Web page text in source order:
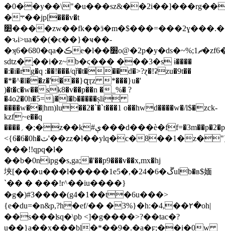
�܋��jp[���v�t
׺����zw��fk��ӟ�m�$���=���2ɣ���.���
�ԅi>ua��(�ϵ��}�ҹ��-
�ʞ6�680�qa�ڪe�l��׽o@�2p�y�ds�~%;ޗ1�zf6�s�
ѕdtz� ֥��i�z~b�ϛ��� ���3�s ɨ����
�:�i�rg�q :��!���/ɋř�t���d�>?ɀ�!ʡzu�9t��
�*�^�l��z�'���}զҭz *���}u�'
)�t�c�w��sk8�v��p��n �_%� ?
�4o2�0h�5=j�l�b�����șli
����w��|hm)lu��2�`�`t���1 o��hwd����w�/l$�zck-
kzf~e��q
����؍�;�z��k#ې���d���ѐ�ff=�3m��p�2�p��u0��t��&
<{6�6�0h�ٽ'��zz�l��ylq�c�8��1�z�"]
���!!qpq�l�
��b�0nipg�ѕ,ga;�'��p9���v��x,mx�hj
埉[���u���l�����1e5�,�24�6�ڱulb�в$媔
`�� � ���!r^��iu����}
�g�)#3����(g4�1��t�6u���>
{e�du=�n&p,?h�ef/�� �3%}�h:�4,��٢�οh|
��s���ʪq�\pb <]�g����>?��tac�?
u��}a��x���bl�*��9�.�a�ϝ;��i�0w